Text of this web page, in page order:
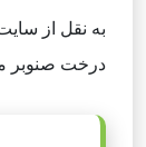
به نقل از
درخت صنوبر